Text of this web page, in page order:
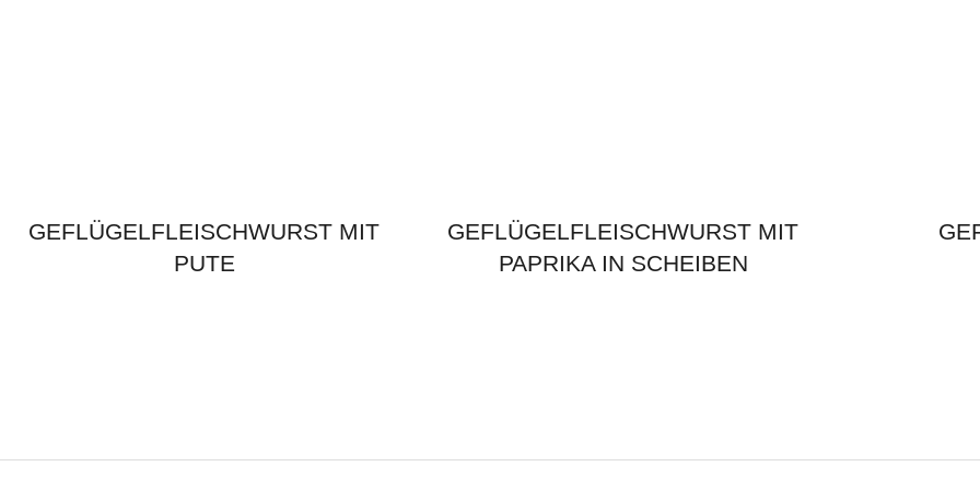
GEFLÜGELFLEISCHWURST MIT
PUTE
GEFLÜGELFLEISCHWURST MIT
PAPRIKA IN SCHEIBEN